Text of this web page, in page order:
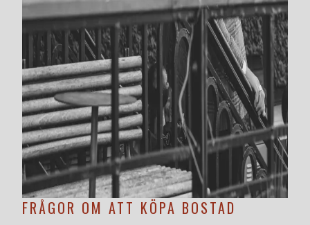
FRÅGOR OM ATT KÖPA BOSTAD